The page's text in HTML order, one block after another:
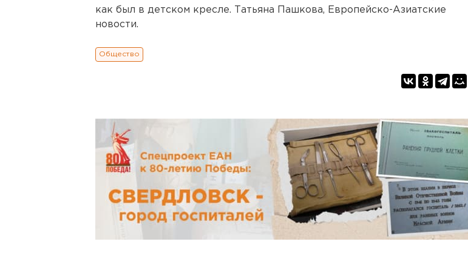
как был в детском кресле. Татьяна Пашкова, Европейско-Азиатские
новости.
Общество